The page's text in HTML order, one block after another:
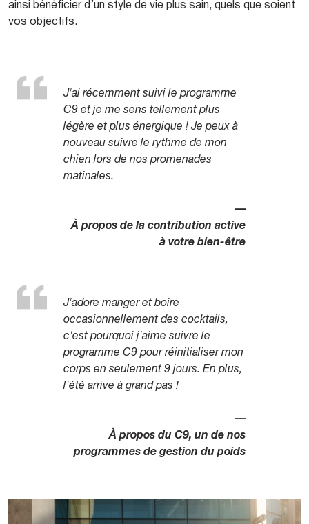
ainsi bénéficier d’un style de vie plus sain, quels que soient
vos objectifs.
J'ai récemment suivi le programme
C9 et je me sens tellement plus
légère et plus énergique ! Je peux à
nouveau suivre le rythme de mon
chien lors de nos promenades
matinales.
—
À propos de la contribution active
à votre bien-être
J'adore manger et boire
occasionnellement des cocktails,
c'est pourquoi j'aime suivre le
programme C9 pour réinitialiser mon
corps en seulement 9 jours. En plus,
l'été arrive à grand pas !
—
À propos du C9, un de nos
programmes de gestion du poids